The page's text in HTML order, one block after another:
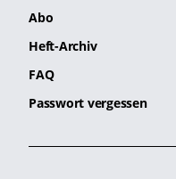
Abo
Heft-Archiv
FAQ
Passwort vergessen